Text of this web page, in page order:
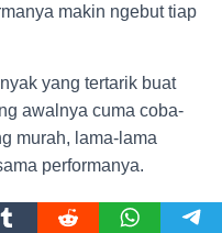
makin ngebut tiap
yang tertarik buat
awalnya cuma coba-
murah, lama-lama
performanya.